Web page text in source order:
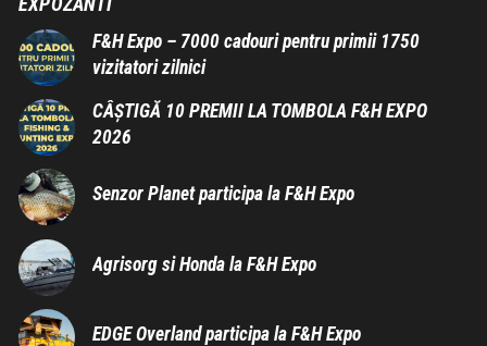
F&H Expo – 7000 cadouri pentru primii 1750
vizitatori zilnici
CÂȘTIGĂ 10 PREMII LA TOMBOLA F&H EXPO
2026
Senzor Planet participa la F&H Expo
Agrisorg si Honda la F&H Expo
EDGE Overland participa la F&H Expo